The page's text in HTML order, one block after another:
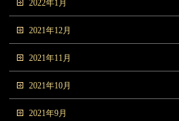
2022年1月
2021年12月
2021年11月
2021年10月
2021年9月